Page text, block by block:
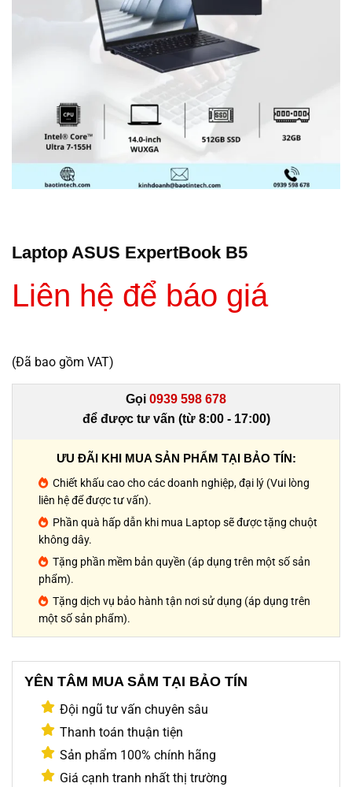
Laptop ASUS ExpertBook B5
Liên hệ để báo giá
(Đã bao gồm VAT)
Gọi 0939 598 678
để được tư vấn (từ 8:00 - 17:00)
ƯU ĐÃI KHI MUA SẢN PHẨM TẠI BẢO TÍN:
Chiết khấu cao cho các doanh nghiệp, đại lý (Vui lòng
liên hệ để được tư vấn).
Phần quà hấp dẫn khi mua Laptop sẽ được tặng chuột
không dây.
Tặng phần mềm bản quyền (áp dụng trên một số sản
phẩm).
Tặng dịch vụ bảo hành tận nơi sử dụng (áp dụng trên
một số sản phẩm).
YÊN TÂM MUA SẮM TẠI BẢO TÍN
Đội ngũ tư vấn chuyên sâu
Thanh toán thuận tiện
Sản phẩm 100% chính hãng
Giá cạnh tranh nhất thị trường